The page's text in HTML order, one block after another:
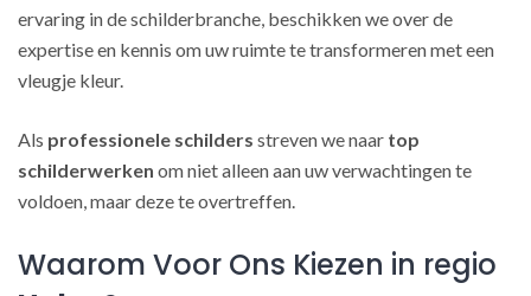
ervaring in de schilderbranche, beschikken we over de
expertise en kennis om uw ruimte te transformeren met een
vleugje kleur.
Als professionele schilders streven we naar top
schilderwerken om niet alleen aan uw verwachtingen te
voldoen, maar deze te overtreffen.
Waarom Voor Ons Kiezen in regio